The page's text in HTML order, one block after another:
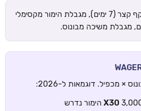
תוקף קצר (7 ימים), מגבלת הימור מקסימלי
× מכפיל. דוגמאות ל-2026:
הימור נדרש